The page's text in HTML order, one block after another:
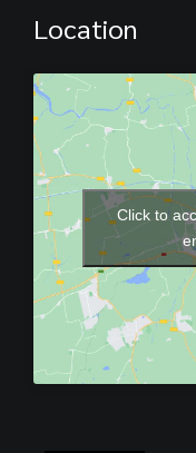
Location
Click to